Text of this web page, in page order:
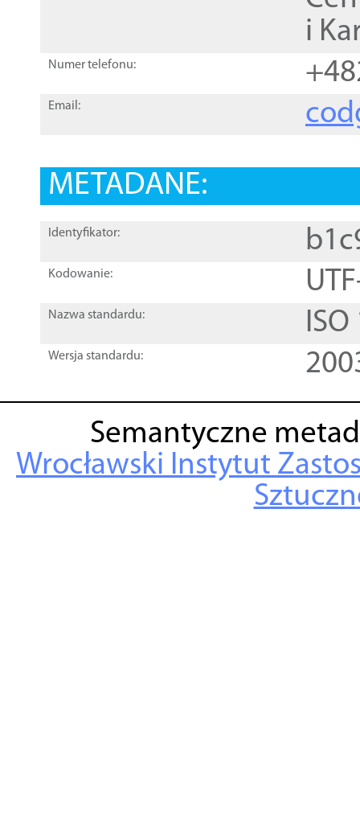
i
Numer telefonu:
Email:
METADANE:
Identyfikator:
Kodowanie:
Nazwa standardu:
Wersja standardu:
Semantyczne
Wrocławski Instytut